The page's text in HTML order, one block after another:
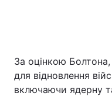
За оцінкою
для відновлення
включаючи ядерну